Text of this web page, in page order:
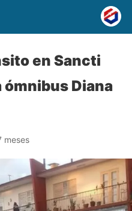
en Sancti
Diana
meses